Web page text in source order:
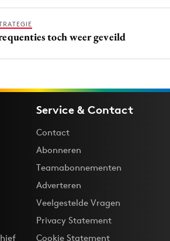
toch weer geveild
Service & Contact
Contact
Abonneren
Teamabonnementen
Adverteren
Veelgestelde Vragen
Privacy Statement
Cookie Statement